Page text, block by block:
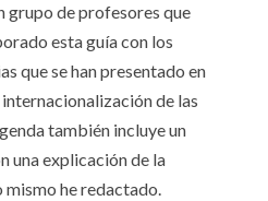
grupo de profesores que
esta guía con los
que se han presentado en
de las
también incluye un
una explicación de la
mismo he redactado.